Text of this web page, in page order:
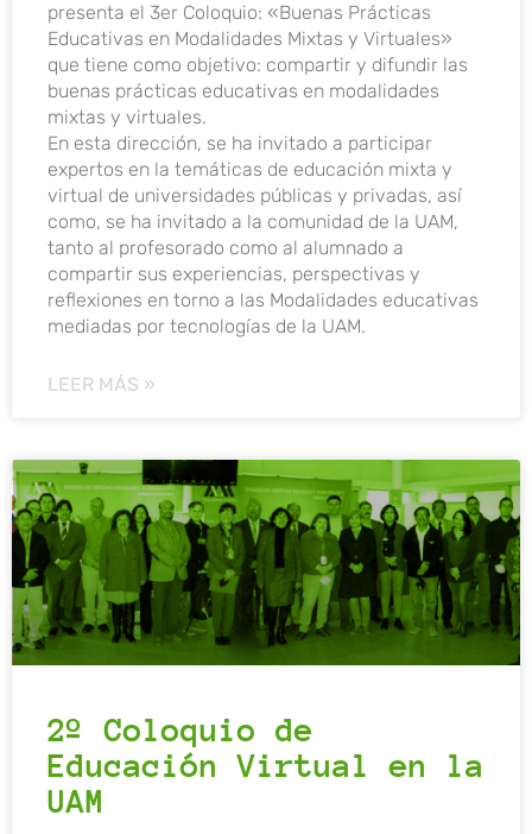
presenta el 3er Coloquio: «Buenas Prácticas
Educativas en Modalidades Mixtas y Virtuales»
que tiene como objetivo: compartir y difundir las
buenas prácticas educativas en modalidades
mixtas y virtuales.
En esta dirección, se ha invitado a participar
expertos en la temáticas de educación mixta y
virtual de universidades públicas y privadas, así
como, se ha invitado a la comunidad de la UAM,
tanto al profesorado como al alumnado a
compartir sus experiencias, perspectivas y
reflexiones en torno a las Modalidades educativas
mediadas por tecnologías de la UAM.
LEER MÁS »
2º Coloquio de
Educación Virtual en la
UAM